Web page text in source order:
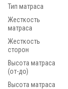
Тип матраса
Жесткость
матраса
Жесткость
сторон
Высота матраса
(от-до)
Высота матраса